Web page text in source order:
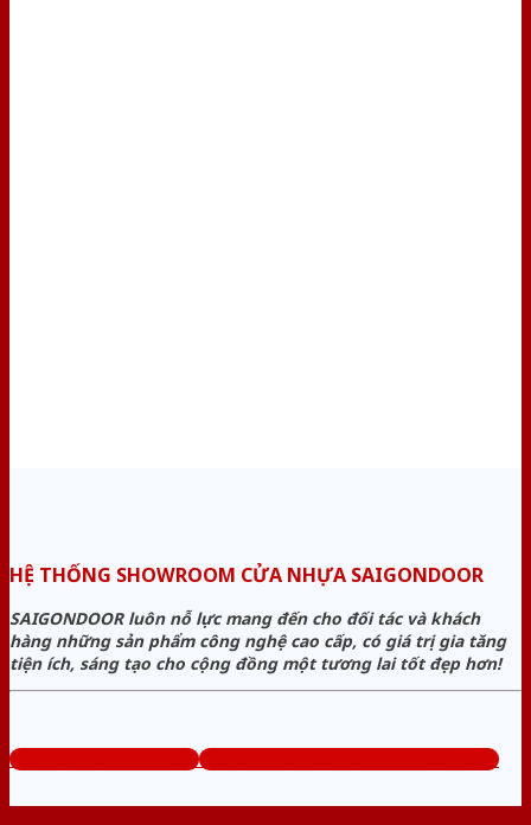
HỆ THỐNG SHOWROOM CỬA NHỰA SAIGONDOOR
SAIGONDOOR luôn nỗ lực mang đến cho đối tác và khách
hàng những sản phẩm công nghệ cao cấp, có giá trị gia tăng
tiện ích, sáng tạo cho cộng đồng một tương lai tốt đẹp hơn!
www.sieuthicuanhua.net Tổng đài tư vấn miễn phí: 0824.400.400